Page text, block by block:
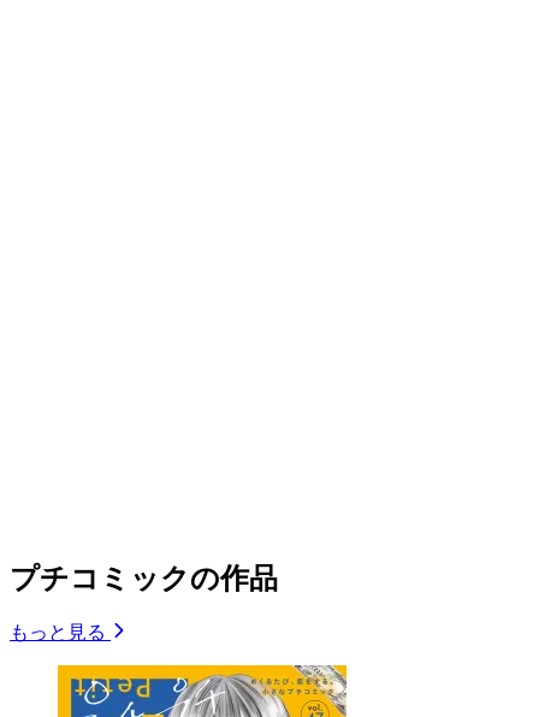
プチコミックの作品
もっと見る